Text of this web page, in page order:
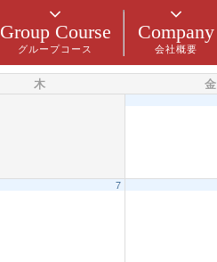
Group Course
グループコース
Company
会社概要
木 金
7